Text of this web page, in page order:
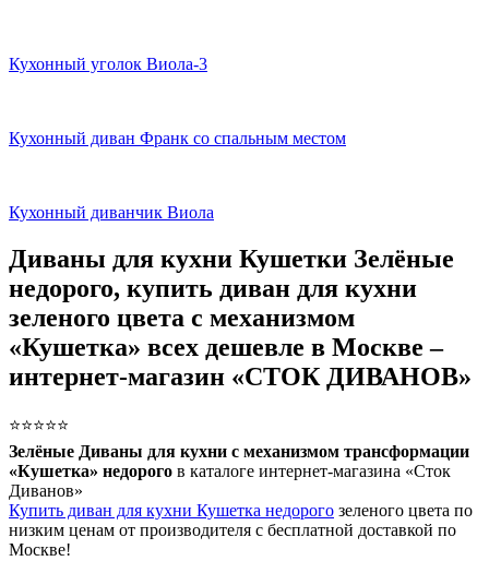
Кухонный уголок Виола-3
Кухонный диван Франк со спальным местом
Кухонный диванчик Виола
Диваны для кухни Кушетки Зелёные
недорого, купить диван для кухни
зеленого цвета с механизмом
«Кушетка» всех дешевле в Москве –
интернет-магазин «СТОК ДИВАНОВ»
⭐⭐⭐⭐⭐
Зелёные Диваны для кухни с механизмом трансформации
«Кушетка» недорого в каталоге интернет-магазина «Сток
Диванов»
Купить диван для кухни Кушетка недорого зеленого цвета по
низким ценам от производителя с бесплатной доставкой по
Москве!